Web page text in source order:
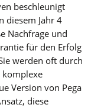
beschleunigt
diesem Jahr 4
Nachfrage und
für den Erfolg
werden oft durch
komplexe
Version von Pega
diese